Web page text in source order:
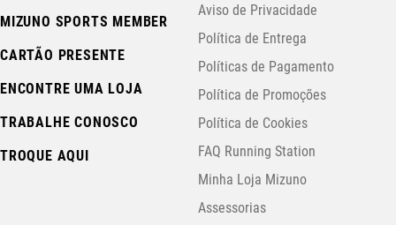
MIZUNO SPORTS MEMBER
CARTÃO PRESENTE
ENCONTRE UMA LOJA
TRABALHE CONOSCO
TROQUE AQUI
Aviso de Privacidade
Política de Entrega
Políticas de Pagamento
Política de Promoções
Política de Cookies
FAQ Running Station
Minha Loja Mizuno
Assessorias